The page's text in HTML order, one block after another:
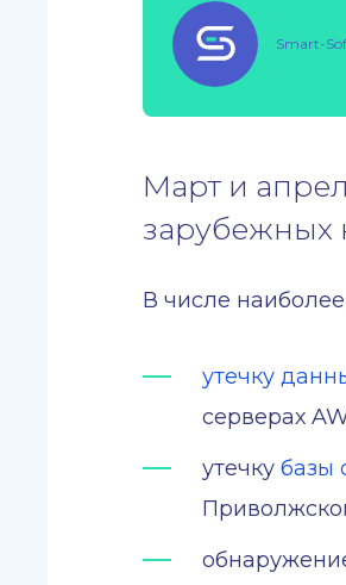
Smart-
Март и
зарубежных
В числе
утечку
серверах
утечку базы